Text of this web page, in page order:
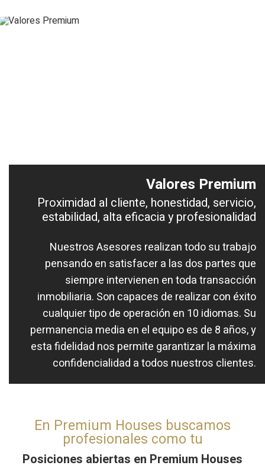
Valores Premium
Proximidad al cliente, honestidad, servicio,
estabilidad, alta eficacia y profesionalidad
Nuestros Asesores realizan todo su trabajo
pensando en satisfacer a las dos partes que
siempre intervienen en toda transacción
inmobiliaria. Son capaces de realizar con éxito
cualquier tipo de operación en 10 idiomas. Su
permanencia media en el equipo es de 8 años, y
esta fidelidad nos permite garantizar la máxima
confidencialidad a todos nuestros clientes.
En Premium Houses buscamos
profesionales como tu
Posiciones abiertas en Premium Houses